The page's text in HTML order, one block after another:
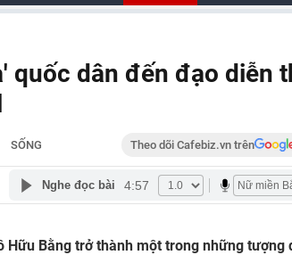
quốc dân đến đạo diễn
SỐNG Theo dõi Cafebiz.vn trên
Nghe đọc bài 4:57
Hữu Bằng trở thành một trong những tượng